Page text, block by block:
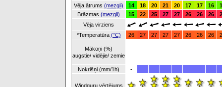
Vēja ātrums (mezgli) 14 18 20 21 20 17 17 16
Brāzmas (mezgli) 15 22 25 27 27 26 26 26
Vēja virziens
*Temperatūra (°C) 26 27 27 27 27 26 26 26
Mākoņi (%)
augstie/ vidējie/ zemie
Nokrišņi (mm/1h) -
Windguru vērtējums